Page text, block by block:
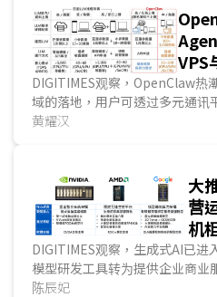
服务，另一方面透过API整合与
企业提供跨平臺自主工作流程与
SaaS业者转型不仅因此建立新护
VPS
DIGITIMES观察，OpenClaw热
域的落地，用户可透过多元通
日常生活。在LLM推论层面，
黄耀汉
大
营
机
DIGITIMES观察，生成式AI已进
模型研发工具转为提供企业商业
NVIDIA强化垂直整合与存儲器
陈辰妃